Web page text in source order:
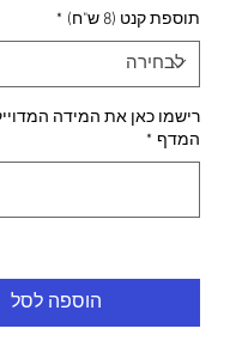
תוספת קנט (8 ש"ח) *
רישמו כאן את המידה
המדף *
הוספה לסל